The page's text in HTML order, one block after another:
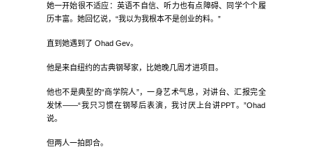
她一开始很不适应：英语不自信、听力也有点障碍、同学个个履
历丰富。她回忆说，“我以为我根本不是创业的料。”
直到她遇到了 Ohad Gev。
他是来自纽约的古典钢琴家，比她晚几周才进项目。
他也不是典型的“商学院人”，一身艺术气息，对讲台、汇报完全
发怵——“我只习惯在钢琴后表演，我讨厌上台讲PPT。”Ohad
说。
但两人一拍即合。